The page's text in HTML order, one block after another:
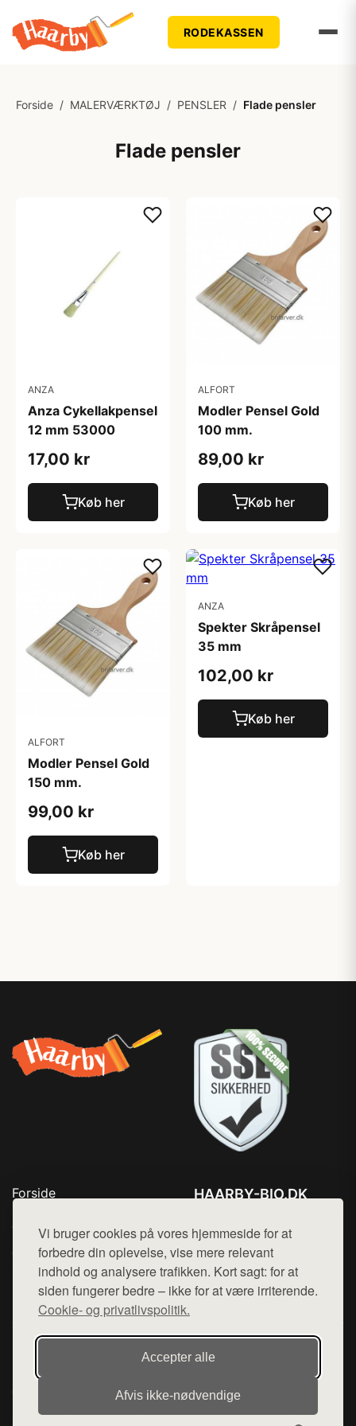
Vi bruger cookies på vores hjemmeside for at
forbedre din oplevelse, vise mere relevant
indhold og analysere trafikken. Kort sagt: for at
siden fungerer bedre – ikke for at være irriterende.
Cookie- og privatlivspolitik.
Accepter alle
Afvis ikke‑nødvendige
RODEKASSEN
Forside / MALERVÆRKTØJ / PENSLER / Flade pensler
Flade pensler
ANZA
Anza Cykellakpensel
12 mm 53000
17,00 kr
Køb her
ALFORT
Modler Pensel Gold
100 mm.
89,00 kr
Køb her
ALFORT
Modler Pensel Gold
150 mm.
99,00 kr
Køb her
ANZA
Spekter Skråpensel
35 mm
102,00 kr
Køb her
Forside
Top Rabatter
Jotun maling
Kontakt
HAARBY-BIO.DK
Mail: hej@want.dk
Cookie- og privatlivspolitik
Denne side er en del af want.dk, der udgiver en række
hjemmesider med præsentation af forskellige produkter fra
diverse webshops. Der sælges ikke varer fra denne side - vi